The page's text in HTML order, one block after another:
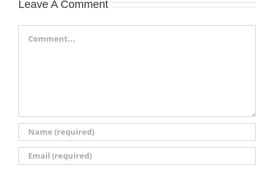
Leave A Comment
Comment